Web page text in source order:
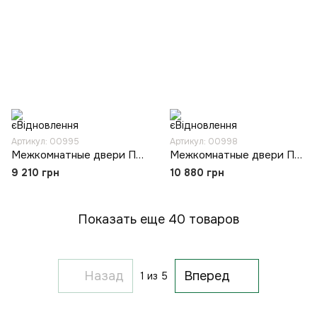
Артикул: 00995
Межкомнатные двери Папа Карло PL-02
9 210 грн
Артикул: 00998
Межкомнатные двери Папа Карло PL-05
10 880 грн
Показать еще 40 товаров
Назад 1 из 5 Вперед